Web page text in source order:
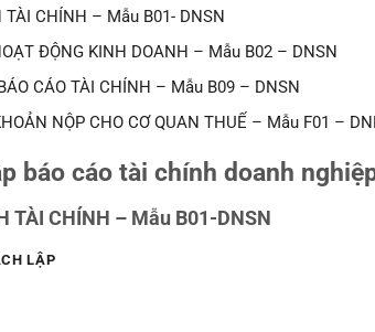
TÀI CHÍNH – Mẫu B01- DNSN
ĐỘNG KINH DOANH – Mẫu B02 – DNSN
CÁO TÀI CHÍNH – Mẫu B09 – DNSN
NỘP CHO CƠ QUAN THUẾ – Mẫu F01 –
báo cáo tài chính doanh
TÀI CHÍNH – Mẫu B01-DNSN
LẬP